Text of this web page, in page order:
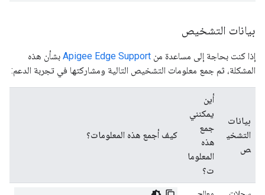
بيانات التشخيص
إذا كنت بحاجة إلى مساعدة من Apigee Edge Support بشأن هذه
المشكلة، ثم جمع معلومات التشخيص التالية ومشاركتها في تجربة الدعم:
بيانات
التشخي
ص
أين
يمكنني
جمع
هذه
المعلوما
ت؟
كيف أجمع هذه المعلومات؟